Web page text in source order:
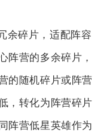
余碎片，适配阵容
阵营的多余碎片，
的随机碎片或阵营
，转化为阵营碎片
阵营低星英雄作为